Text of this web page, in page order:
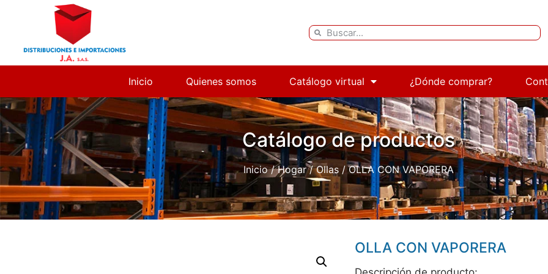
Inicio Quienes somos Catálogo virtual ¿Dónde comprar?
Catálogo de productos
Inicio/Hogar/Ollas / OLLA CON VAPORERA
OLLA CON VAPORERA